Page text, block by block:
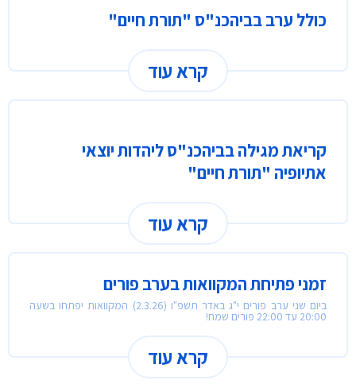
כולל ערב בביהכנ"ס "תורת חיים"
קרא עוד
קריאת מגילה בביהכנ"ס ליהדות יוצאי
אתיופיה "תורת חיים"
קרא עוד
זמני פתיחת המקוואות בערב פורים
ביום שני ערב פורים י"ג באדר תשפ"ו (2.3.26) המקוואות יפתחו בשעה
20:00 עד 22:00 פורים שמח!
קרא עוד